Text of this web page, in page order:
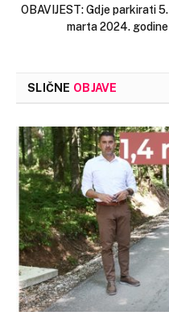
OBAVIJEST: Gdje parkirati 5.
marta 2024. godine
SLIČNE OBJAVE